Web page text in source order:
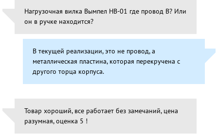
Нагрузочная вилка Вымпел НВ-01 где провод В? Или
он в ручке находится?
В текущей реализации, это не провод, а
металлическая пластина, которая перекручена с
другого торца корпуса.
Товар хороший, все работает без замечаний, цена
разумная, оценка 5 !